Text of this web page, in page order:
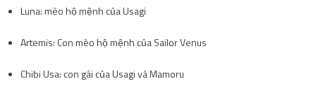
Luna: mèo hộ mệnh của Usagi
Artemis: Con mèo hộ mệnh của Sailor Venus
Chibi Usa: con gái của Usagi và Mamoru